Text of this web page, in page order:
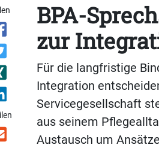
BPA-
zur
Für die langfristige
Integration
Servicegesellschaft
aus seinem
Austausch um